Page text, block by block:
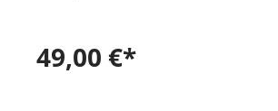
49,00 €*